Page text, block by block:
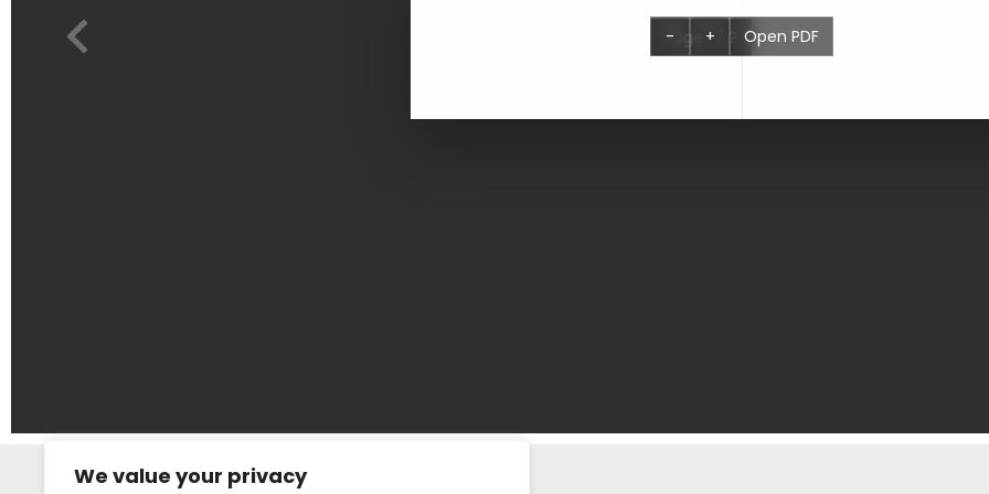
We value your privacy
Page1/ ?
- + Open PDF